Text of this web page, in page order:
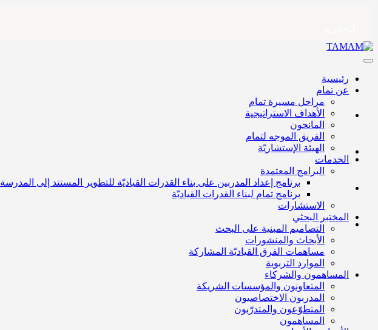
رئيسية
عن تمام
مراحل مسيرة تمام
الأهداف الاستراتيجية
المانحون
الفريق الموجه لتمام
الهيئة الإستشاريّة
الخدمات
البرامج المعتمدة
برنامج إعداد المدربين على بناء القدرات القياديّة للتطوير المستند إلى المدرسة
برنامج تمام لبناء القدرات القياديّة
الاستشارات
المختبر البحثي
التصاميم المبنية على البحث
الأبحاث والمنشورات
مساهمات الفرق القياديّة المشاركة
الموارد التربوية
المساهمون والشركاء
المتعاونون والمؤسسات الشريكة
المدربون الاختصاصيون
المتطوّعون والمتدرّبون
المساهمون